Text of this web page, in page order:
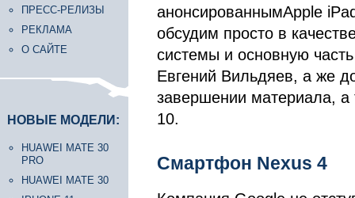
ПРЕСС-РЕЛИЗЫ
РЕКЛАМА
О САЙТЕ
НОВЫЕ МОДЕЛИ:
HUAWEI MATE 30
PRO
HUAWEI MATE 30
анонсированнымApple
обсудим просто в
системы и основную
Евгений Вильдяев, а же
завершении материала, а
10.
Смартфон Nexus 4